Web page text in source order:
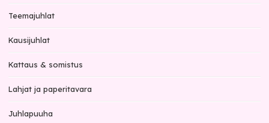
Teemajuhlat
Kausijuhlat
Kattaus & somistus
Lahjat ja paperitavara
Juhlapuuha